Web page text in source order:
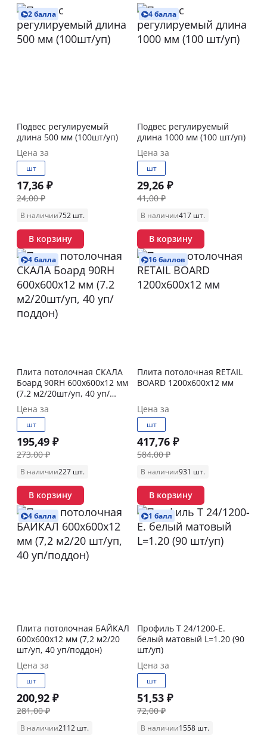
2 балла
Подвес регулируемый
длина 500 мм (100шт/уп)
Цена за
шт
17,36 ₽
24,00 ₽
В наличии752 шт.
В корзину
4 балла
Подвес регулируемый
длина 1000 мм (100 шт/уп)
Цена за
шт
29,26 ₽
41,00 ₽
В наличии417 шт.
В корзину
4 балла
Плита потолочная СКАЛА
Боард 90RH 600х600х12 мм
(7.2 м2/20шт/уп, 40 уп/
поддон)
Цена за
шт
195,49 ₽
273,00 ₽
В наличии227 шт.
В корзину
16 баллов
Плита потолочная RETAIL
BOARD 1200х600х12 мм
Цена за
шт
417,76 ₽
584,00 ₽
В наличии931 шт.
В корзину
4 балла
Плита потолочная БАЙКАЛ
600х600х12 мм (7,2 м2/20
шт/уп, 40 уп/поддон)
Цена за
шт
200,92 ₽
281,00 ₽
В наличии2112 шт.
1 балл
Профиль T 24/1200-E.
белый матовый L=1.20 (90
шт/уп)
Цена за
шт
51,53 ₽
72,00 ₽
В наличии1558 шт.